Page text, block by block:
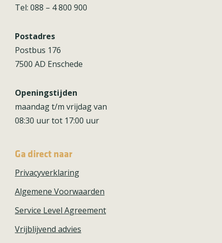
Tel: 088 – 4 800 900
Postadres
Postbus 176
7500 AD Enschede
Openingstijden
maandag t/m vrijdag van
08:30 uur tot 17:00 uur
Ga direct naar
Privacyverklaring
Algemene Voorwaarden
Service Level Agreement
Vrijblijvend advies